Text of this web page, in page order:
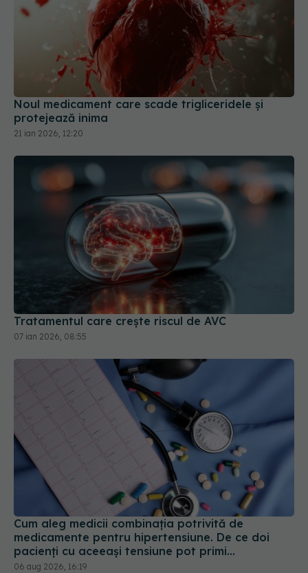
Noul medicament care scade trigliceridele și
protejează inima
21 ian 2026, 12:20
Tratamentul care crește riscul de AVC
07 ian 2026, 08:55
Cum aleg medicii combinația potrivită de
medicamente pentru hipertensiune. De ce doi
pacienți cu aceeași tensiune pot primi
tratamente diferite
06 aug 2026, 16:19